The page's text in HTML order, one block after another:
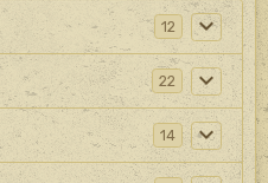
12
22
14